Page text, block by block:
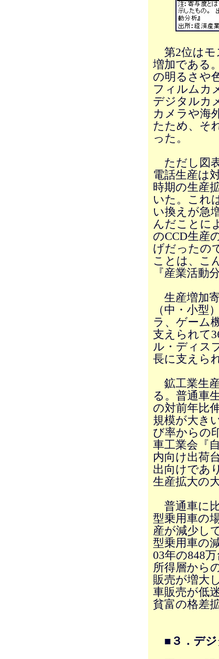
第2位はモ
増加である
の明るさや
フィルムカ
デジタルカ
カメラや海
たため、そ
った。
ただし図
電話生産は
時期の生産
いた。これ
い換えが急
んだことに
のCCD生産
げだったの
ことは、こ
『産業活動
生産増加
（中・小型
ラ、ゲーム
支えられて
ル・ディス
長に支えら
鉱工業生
る。普通車
の対前年比
規模が大き
び率からの
車工業会『
内向け出荷
出向けであ
生産拡大の
普通車に
型乗用車の
産が減少し
型乗用車の
03年の848
所得層から
販売が増大
車販売が低
貧富の格差
■３．デ